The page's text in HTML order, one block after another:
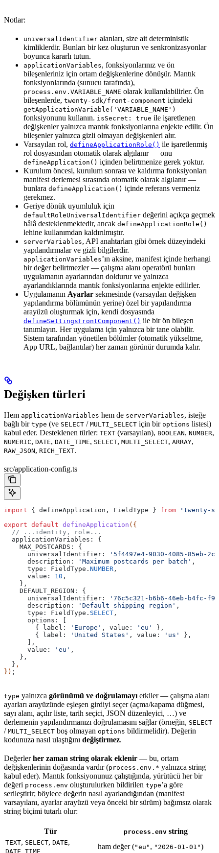
Notlar:
universalIdentifier alanları, size ait deterministik
kimliklerdir. Bunları bir kez oluşturun ve senkronizasyonlar
boyunca kararlı tutun.
applicationVariables, fonksiyonlarınız ve ön
bileşenleriniz için ortam değişkenlerine dönüşür. Mantık
fonksiyonlarında (sunucu tarafında),
process.env.VARIABLE_NAME olarak kullanılabilirler. Ön
bileşenlerde, twenty-sdk/front-component içindeki
getApplicationVariable('VARIABLE_NAME')
fonksiyonunu kullanın. isSecret: true ile işaretlenen
değişkenler yalnızca mantık fonksiyonlarına enjekte edilir. Ön
bileşenler yalnızca gizli olmayan değişkenleri alır.
Varsayılan rol, defineApplicationRole() ile işaretlenmiş
rol dosyasından otomatik olarak algılanır — onu
defineApplication() içinden belirtmenize gerek yoktur.
Kurulum öncesi, kurulum sonrası ve kaldırma fonksiyonları
manifest derlemesi sırasında otomatik olarak algılanır —
bunlara defineApplication() içinde referans vermeniz
gerekmez.
Geriye dönük uyumluluk için
defaultRoleUniversalIdentifier değerini açıkça geçmek
hâlâ desteklenmektedir, ancak defineApplicationRole()
lehine kullanımdan kaldırılmıştır.
serverVariables, API anahtarları gibi örnek düzeyindeki
yapılandırmalar ve gizli bilgilerdir.
applicationVariables’ın aksine, manifest içinde herhangi
bir değer belirtmezler — çalışma alanı operatörü bunları
uygulamanın ayarlarından doldurur ve yalnızca
ayarlandıklarında mantık fonksiyonlarına enjekte edilirler.
Uygulamanın Ayarlar sekmesinde (varsayılan değişken
yapılandırma bölümünün yerine) özel bir yapılandırma
arayüzü oluşturmak için, kendi dosyasında
defineSettingsFrontComponent() ile bir ön bileşen
tanımlayın. Her uygulama için yalnızca bir tane olabilir.
Sistem tarafından yönetilen bölümler (otomatik yükseltme,
App URL, bağlantılar) her zaman görünür durumda kalır.
Değişken türleri
Hem applicationVariables hem de serverVariables, isteğe
bağlı bir type (ve SELECT / MULTI_SELECT için bir options listesi)
kabul eder. Desteklenen türler: TEXT (varsayılan), BOOLEAN, NUMBER,
NUMERIC, DATE, DATE_TIME, SELECT, MULTI_SELECT, ARRAY,
RAW_JSON, RICH_TEXT.
src/application-config.ts
import { defineApplication , FieldType } from 'twenty-
export default defineApplication ({
  // ...identity, role...
  applicationVariables:
{
    MAX_POSTCARDS:
{
      universalIdentifier:
'5f4497e4-9030-4085-85eb-
      description:
'Maximum postcards per batch' ,
      type:
FieldType . NUMBER ,
      value:
10 ,
    },
    DEFAULT_REGION:
{
      universalIdentifier:
'76c5c321-b6b6-46eb-b4fc-
      description:
'Default shipping region' ,
      type:
FieldType . SELECT ,
      options:
[
        {
label: 'Europe' , value: 'eu'
},
        {
label: 'United States' , value: 'us'
},
      ],
      value:
'eu' ,
    },
  }
,
}) ;
type yalnızca görünümü ve doğrulamayı etkiler — çalışma alanı
ayarları arayüzünde eşleşen girdiyi seçer (açma/kapama düğmesi,
sayı alanı, açılır liste, tarih seçici, JSON düzenleyici, …) ve
derlemenin yapılandırmanızı doğrulamasını sağlar (örneğin, SELECT
/ MULTI_SELECT boş olmayan options bildirmelidir). Değerin
kodunuza nasıl ulaştığını değiştirmez.
Değerlerher zaman string olarak eklenir — bu, ortam
değişkenlerinin doğasında vardır (process.env.* yalnızca string
kabul eder). Mantık fonksiyonunuz çalıştığında, yürütücü her bir
değeri process.env oluşturulurken bildirilen type’a göre
serileştirir; böylece değerin nasıl ayarlandığından (manifest
varsayılanı, ayarlar arayüzü veya önceki bir sürüm) bağımsız olarak
string biçimi tutarlı olur:
Tür process.env string
TEXT, SELECT, DATE,
DATE_TIME
ham değer ("eu" , "2026-01-01")